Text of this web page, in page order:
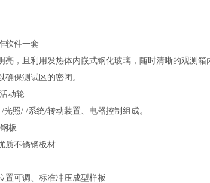
软件一套
亮，且利用发热体内嵌式钢化玻璃，随时清晰的观测箱
保测试区的密闭。
动轮
照/ /系统/转动装置、电器控制组成。
板
质不锈钢板材
置可调、标准冲压成型样板